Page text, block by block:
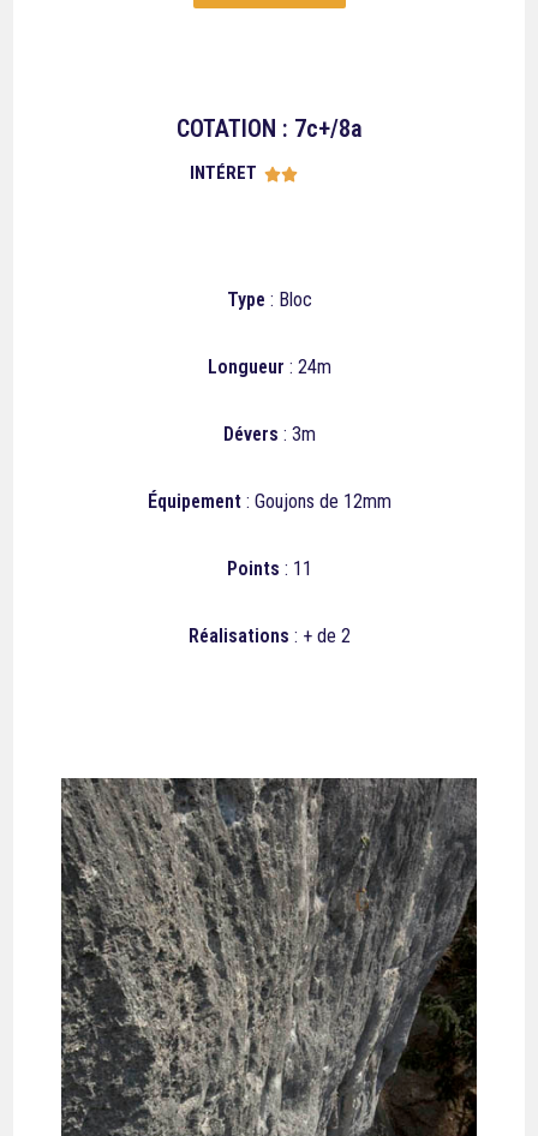
COTATION : 7c+/8a
INTÉRET 
Type : Bloc
Longueur : 24m
Dévers : 3m
Équipement: Goujons de 12mm
Points : 11
Réalisations : + de 2